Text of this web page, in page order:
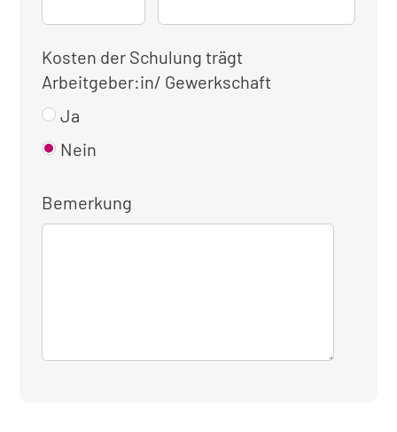
Kosten der Schulung trägt
Arbeitgeber:in/ Gewerkschaft
Ja
Nein
Bemerkung